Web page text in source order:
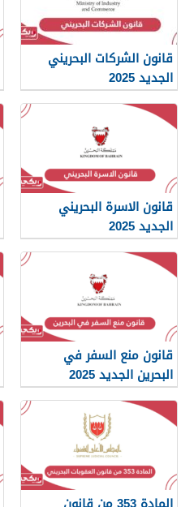
قانون الشركات البحريني
الجديد 2025
قانون الاسرة البحريني
الجديد 2025
قانون منع السفر في
البحرين الجديد 2025